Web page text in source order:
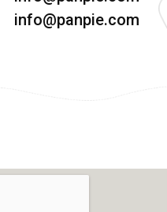
info@panpie.com